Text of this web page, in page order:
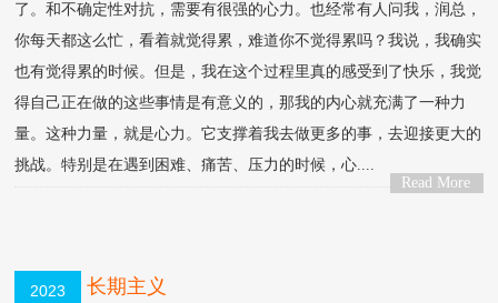
了。和不确定性对抗，需要有很强的心力。也经常有人问我，润总，
你每天都这么忙，看着就觉得累，难道你不觉得累吗？我说，我确实
也有觉得累的时候。但是，我在这个过程里真的感受到了快乐，我觉
得自己正在做的这些事情是有意义的，那我的内心就充满了一种力
量。这种力量，就是心力。它支撑着我去做更多的事，去迎接更大的
挑战。特别是在遇到困难、痛苦、压力的时候，心....
Read More
2023
长期主义